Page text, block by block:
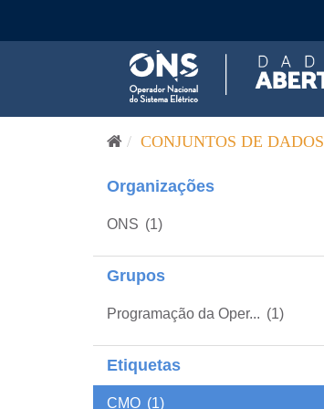
CONJUNTOS DE DADOS
Organizações
ONS (1)
Grupos
Programação da Oper... (1)
Etiquetas
CMO (1)